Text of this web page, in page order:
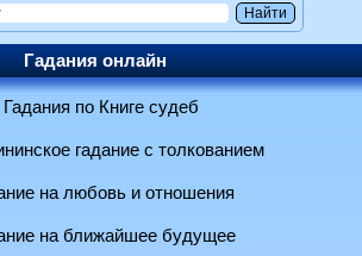
Гадания онлайн
Гадания по Книге судеб
гадание с толкованием
на любовь и отношения
на ближайшее будущее